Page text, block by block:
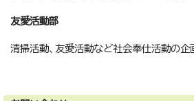
友愛活動部
清掃活動、友愛活動など社会奉仕活動の企